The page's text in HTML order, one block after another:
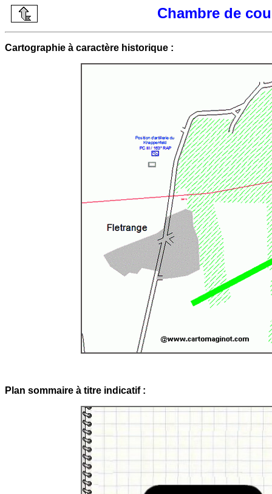
Chambre de
Cartographie à caractère historique :
Plan sommaire à titre indicatif :